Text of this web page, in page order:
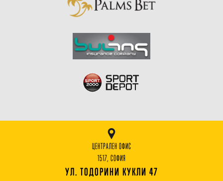
ЦЕНТРАЛЕН ОФИС
1517, СОФИЯ
УЛ. ТОДОРИНИ КУКЛИ 47